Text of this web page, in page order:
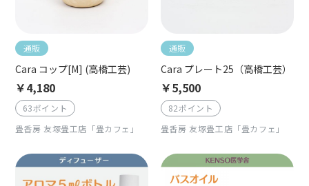
通販
Cara コップ[M] (高橋工芸)
￥4,180
63ポイント
畳香房 友塚畳工店「畳カフェ」
通販
Cara プレート25（高橋工芸）
￥5,500
82ポイント
畳香房 友塚畳工店「畳カフェ」